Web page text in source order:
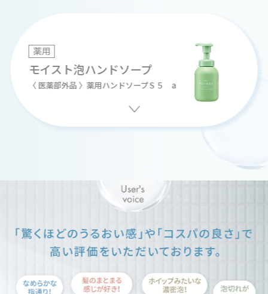
薬用
モイスト泡ハンドソープ
〈 医薬部外品 〉薬用ハンドソープＳ５ a